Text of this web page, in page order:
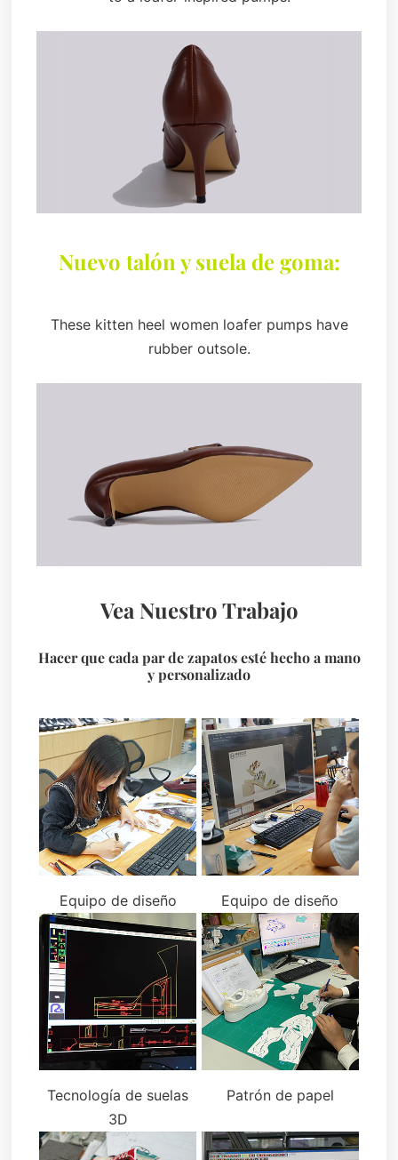
Nuevo talón y suela de goma:
These kitten heel women loafer pumps have
rubber outsole.
Vea Nuestro Trabajo
Hacer que cada par de zapatos esté hecho a mano
y personalizado
Equipo de diseño Equipo de diseño
Tecnología de suelas
3D
Patrón de papel